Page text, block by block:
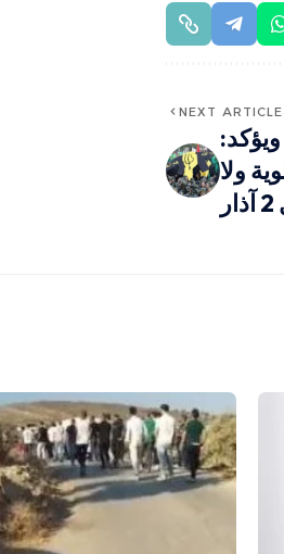
NEXT ARTICLE
ويؤكد:
ولا